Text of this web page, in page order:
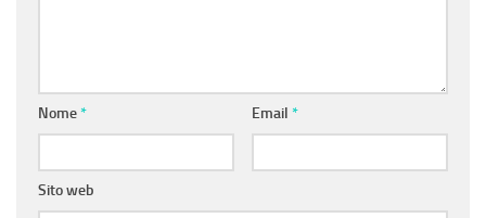
Nome* Email *
Sito web